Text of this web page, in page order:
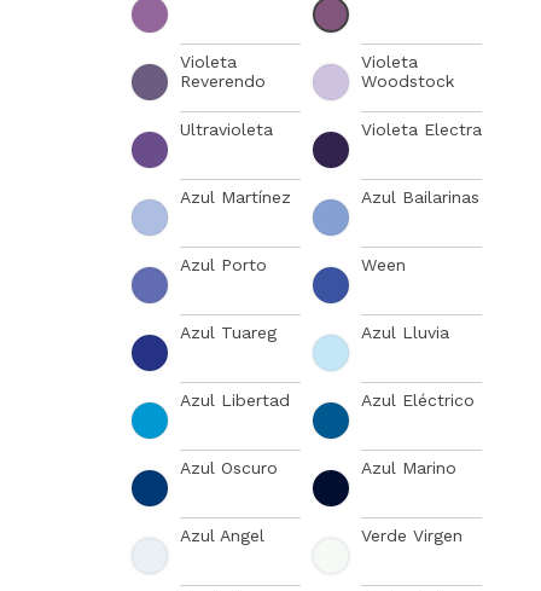
Violeta
Reverendo
Violeta
Woodstock
Ultravioleta Violeta Electra
Azul Martínez Azul Bailarinas
Azul Porto Ween
Azul Tuareg Azul Lluvia
Azul Libertad Azul Eléctrico
Azul Oscuro Azul Marino
Azul Angel Verde Virgen